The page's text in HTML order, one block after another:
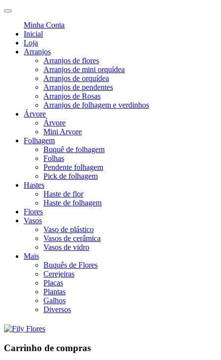
Minha Conta
Inicial
Loja
Arranjos
Arranjos de flores
Arranjos de mini orquídea
Arranjos de orquídea
Arranjos de pendentes
Arranjos de Rosas
Arranjos de folhagem e verdinhos
Árvore
Árvore
Mini Arvore
Folhagem
Buquê de folhagem
Folhas
Pendente folhagem
Pick de folhagem
Hastes
Haste de flor
Haste de folhagem
Flores
Vasos
Vaso de plástico
Vasos de cerâmica
Vasos de vidro
Mais
Buquês de Flores
Cerejeiras
Placas
Plantas
Galhos
Diversos
Carrinho de compras